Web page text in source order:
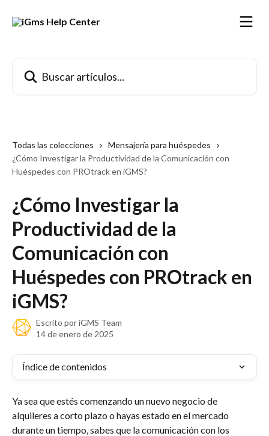
Todas las colecciones
Mensajería para huéspedes
¿Cómo Investigar la Productividad de la Comunicación con
Huéspedes con PROtrack en iGMS?
¿Cómo Investigar la
Productividad de la
Comunicación con
Huéspedes con PROtrack en
iGMS?
Escrito poriGMS Team
14 de enero de 2025
Índice de contenidos
Ya sea que estés comenzando un nuevo negocio de
alquileres a corto plazo o hayas estado en el mercado
durante un tiempo, sabes que la comunicación con los